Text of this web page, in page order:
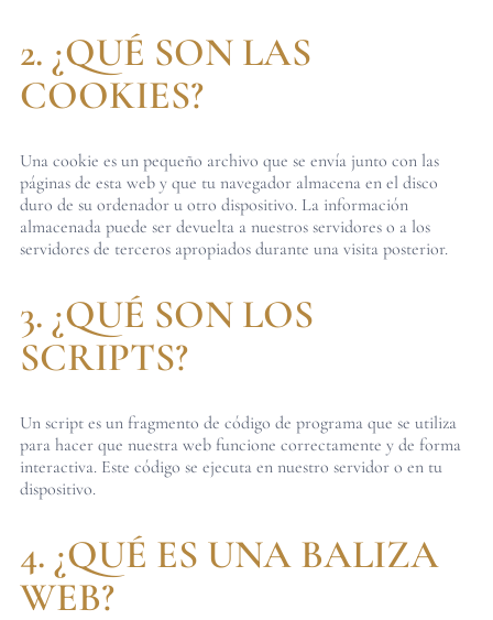
2. ¿QUÉ SON LAS
COOKIES?
Una cookie es un pequeño archivo que se envía junto con las
páginas de esta web y que tu navegador almacena en el disco
duro de su ordenador u otro dispositivo. La información
almacenada puede ser devuelta a nuestros servidores o a los
servidores de terceros apropiados durante una visita posterior.
3. ¿QUÉ SON LOS
SCRIPTS?
Un script es un fragmento de código de programa que se utiliza
para hacer que nuestra web funcione correctamente y de forma
interactiva. Este código se ejecuta en nuestro servidor o en tu
dispositivo.
4. ¿QUÉ ES UNA BALIZA
WEB?